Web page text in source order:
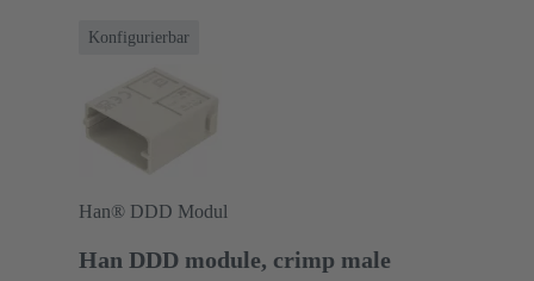
Konfigurierbar
Han® DDD Modul
Han DDD module, crimp male